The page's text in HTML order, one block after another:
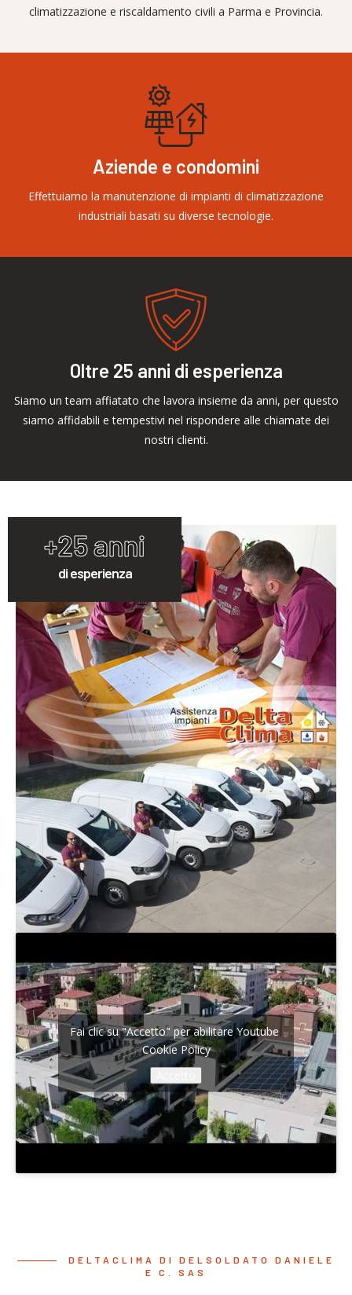
climatizzazione e riscaldamento civili a Parma e Provincia.
Aziende e condomini
Effettuiamo la manutenzione di impianti di climatizzazione
industriali basati su diverse tecnologie.
Oltre 25 anni di esperienza
Siamo un team affiatato che lavora insieme da anni, per questo
siamo affidabili e tempestivi nel rispondere alle chiamate dei
nostri clienti.
+25 anni
di esperienza
Fai clic su "Accetto" per abilitare Youtube
Cookie Policy
DELTACLIMA DI DELSOLDATO DANIELE
E C. SAS